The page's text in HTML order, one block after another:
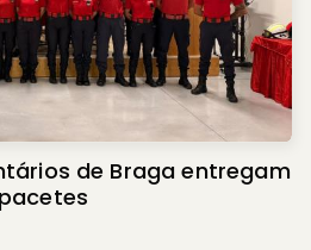
de Braga entregam